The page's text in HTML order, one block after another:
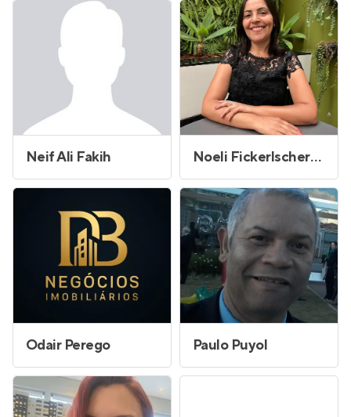
Neif Ali Fakih Noeli Fickerlscherer de Freitas dos Santos
Odair Perego Paulo Puyol